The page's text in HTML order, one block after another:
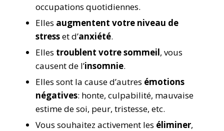
occupations quotidiennes.
Elles augmentent votre niveau de
stresset d’anxiété.
Elles troublent votre sommeil, vous
causent de l’insomnie.
Elles sont la cause d’autres émotions
négatives: honte, culpabilité, mauvaise
estime de soi, peur, tristesse, etc.
Vous souhaitez activement les éliminer,